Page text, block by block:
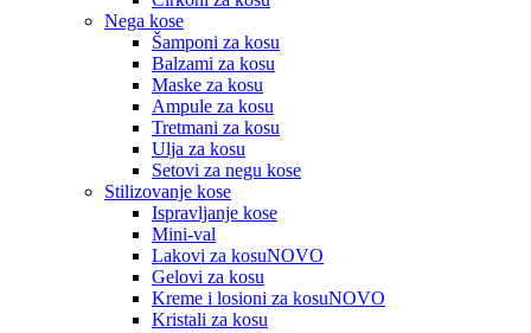
Nega kose
Šamponi za kosu
Balzami za kosu
Maske za kosu
Ampule za kosu
Tretmani za kosu
Ulja za kosu
Setovi za negu kose
Stilizovanje kose
Ispravljanje kose
Mini-val
Lakovi za kosuNOVO
Gelovi za kosu
Kreme i losioni za kosuNOVO
Kristali za kosu